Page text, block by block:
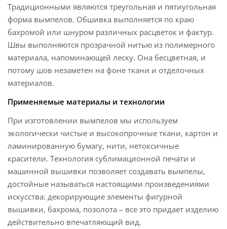
Традиционными являются треугольная и пятиугольная
форма вымпелов. Обшивка выполняется по краю
бахромой или шнуром различных расцветок и фактур.
Швы выполняются прозрачной нитью из полимерного
материала, напоминающей леску. Она бесцветная, и
потому шов незаметен на фоне ткани и отделочных
материалов.
Применяемые материалы и технологии
При изготовлении вымпелов мы используем
экологически чистые и высокопрочные ткани, картон и
ламинированную бумагу, нити, нетоксичные
красители. Технология сублимационной печати и
машинной вышивки позволяет создавать вымпелы,
достойные называться настоящими произведениями
искусства: декорирующие элементы фигурной
вышивки, бахрома, позолота – все это придает изделию
действительно впечатляющий вид.